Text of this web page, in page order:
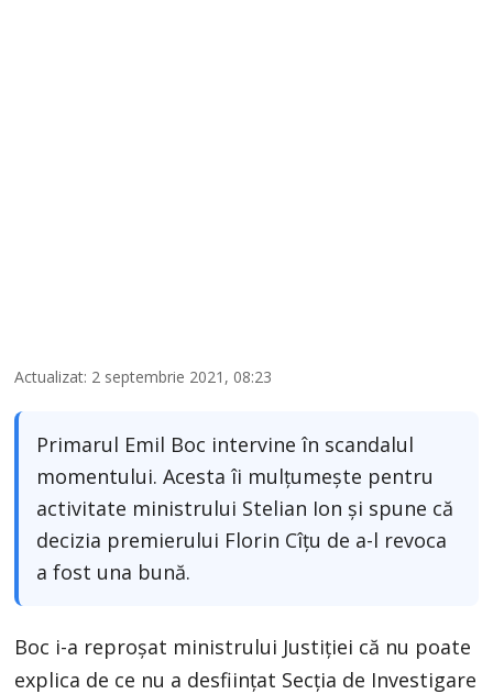
Actualizat: 2 septembrie 2021, 08:23
Primarul Emil Boc intervine în scandalul
momentului. Acesta îi mulțumește pentru
activitate ministrului Stelian Ion și spune că
decizia premierului Florin Cîțu de a-l revoca
a fost una bună.
Boc i-a reproșat ministrului Justiției că nu poate
explica de ce nu a desființat Secția de Investigare